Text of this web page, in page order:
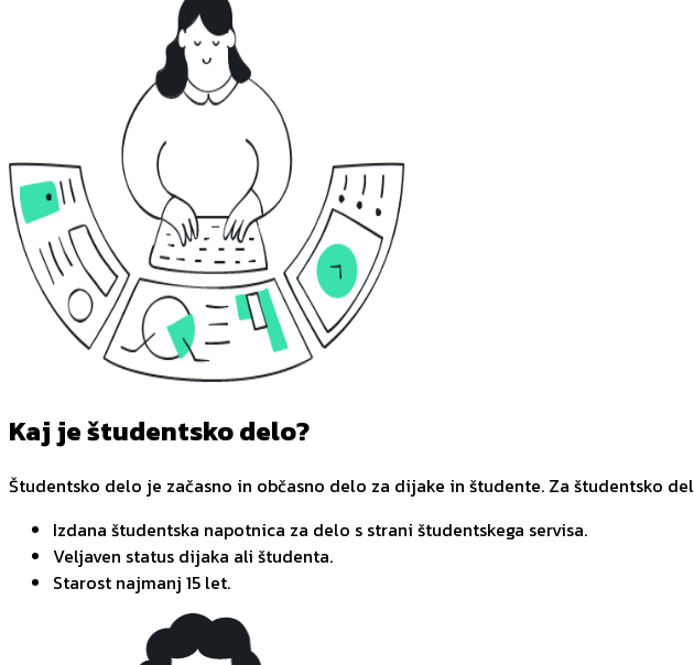
Kaj je študentsko delo?
Študentsko delo je začasno in občasno delo za dijake in študente. Za študentsko
Izdana študentska napotnica za delo s strani študentskega servisa.
Veljaven status dijaka ali študenta.
Starost najmanj 15 let.